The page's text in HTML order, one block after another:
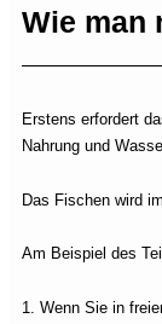
Wie man
Erstens erfordert
Nahrung und
Das Fischen wird
Am Beispiel des
1. Wenn Sie in